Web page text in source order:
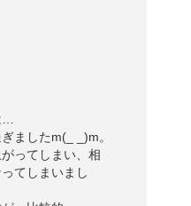
…
ましたm(_ _)m。
ってしまい、相
てしまいまし